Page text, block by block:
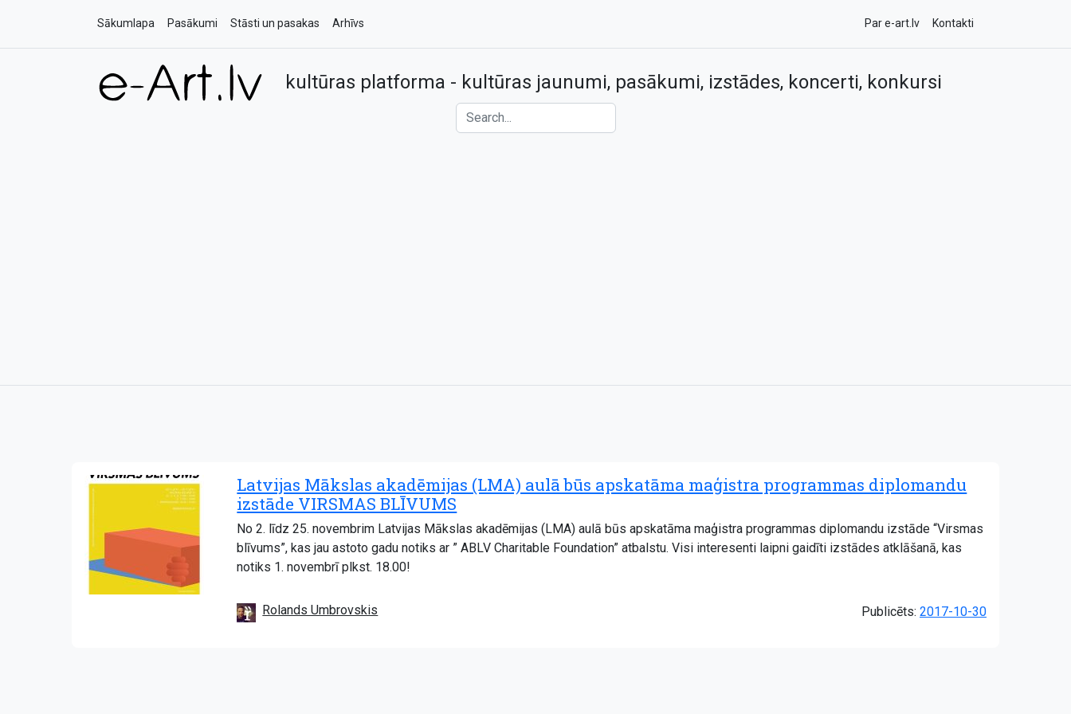
Sākumlapa Pasākumi Stāsti un pasakas Arhīvs Par e-art.lv Kontakti
kultūras platforma - kultūras jaunumi, pasākumi, izstādes, koncerti, konkursi
Latvijas Mākslas akadēmijas (LMA) aulā būs apskatāma maģistra programmas diplomandu
izstāde VIRSMAS BLĪVUMS
No 2. līdz 25. novembrim Latvijas Mākslas akadēmijas (LMA) aulā būs apskatāma maģistra programmas diplomandu izstāde “Virsmas
blīvums”, kas jau astoto gadu notiks ar ” ABLV Charitable Foundation” atbalstu. Visi interesenti laipni gaidīti izstādes atklāšanā, kas
notiks 1. novembrī plkst. 18.00!
Rolands Umbrovskis Publicēts: 2017-10-30